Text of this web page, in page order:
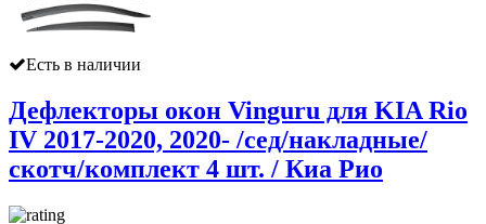
Есть в наличии
Дефлекторы окон Vinguru для KIA Rio
IV 2017-2020, 2020- /сед/накладные/
скотч/комплект 4 шт. / Киа Рио